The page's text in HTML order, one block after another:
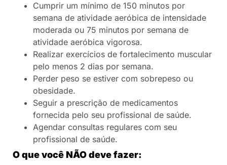
Cumprir um mínimo de 150 minutos por
semana de atividade aeróbica de intensidade
moderada ou 75 minutos por semana de
atividade aeróbica vigorosa.
Realizar exercícios de fortalecimento muscular
pelo menos 2 dias por semana.
Perder peso se estiver com sobrepeso ou
obesidade.
Seguir a prescrição de medicamentos
fornecida pelo seu profissional de saúde.
Agendar consultas regulares com seu
profissional de saúde.
O que você NÃO deve fazer: